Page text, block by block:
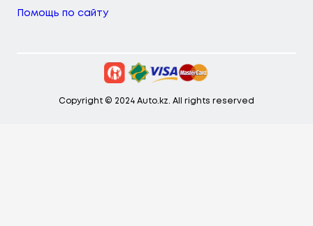
Помощь по сайту
Copyright © 2024 Auto.kz. All rights reserved